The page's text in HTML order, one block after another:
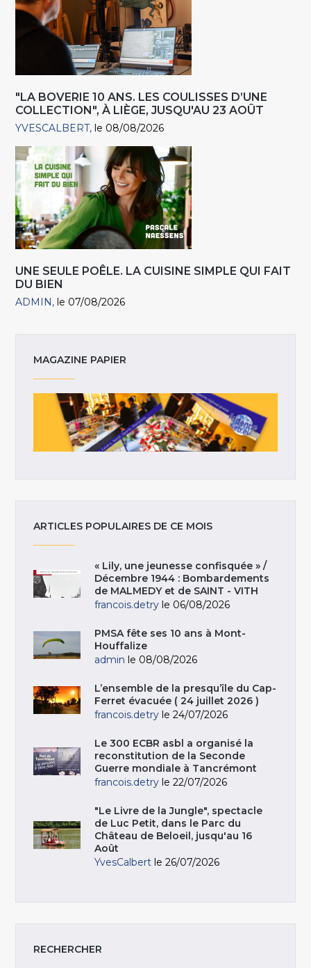
"LA BOVERIE 10 ANS. LES COULISSES D’UNE
COLLECTION", À LIÈGE, JUSQU'AU 23 AOÛT
YVESCALBERT le 08/08/2026
UNE SEULE POÊLE. LA CUISINE SIMPLE QUI FAIT
DU BIEN
ADMIN le 07/08/2026
MAGAZINE PAPIER
ARTICLES POPULAIRES DE CE MOIS
« Lily, une jeunesse confisquée » /
Décembre 1944 : Bombardements
de MALMEDY et de SAINT - VITH
francois.detry le 06/08/2026
PMSA fête ses 10 ans à Mont-
Houffalize
admin le 08/08/2026
L’ensemble de la presqu’île du Cap-
Ferret évacuée ( 24 juillet 2026 )
francois.detry le 24/07/2026
Le 300 ECBR asbl a organisé la
reconstitution de la Seconde
Guerre mondiale à Tancrémont
francois.detry le 22/07/2026
"Le Livre de la Jungle", spectacle
de Luc Petit, dans le Parc du
Château de Beloeil, jusqu'au 16
Août
YvesCalbert le 26/07/2026
RECHERCHER